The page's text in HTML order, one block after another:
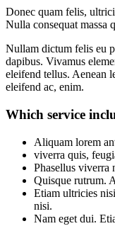
Donec quam felis,
Nulla consequat massa
Nullam dictum felis eu
dapibus. Vivamus
eleifend tellus. Aenean
eleifend ac, enim.
Which service
Aliquam lorem
viverra quis,
Phasellus viverra
Quisque rutrum.
Etiam ultricies
nisi.
Nam eget dui.